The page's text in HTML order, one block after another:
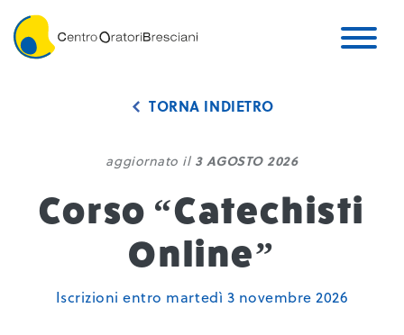
TORNA INDIETRO
aggiornato il 3 AGOSTO 2026
Corso “Catechisti
Online”
Iscrizioni entro martedì 3 novembre 2026